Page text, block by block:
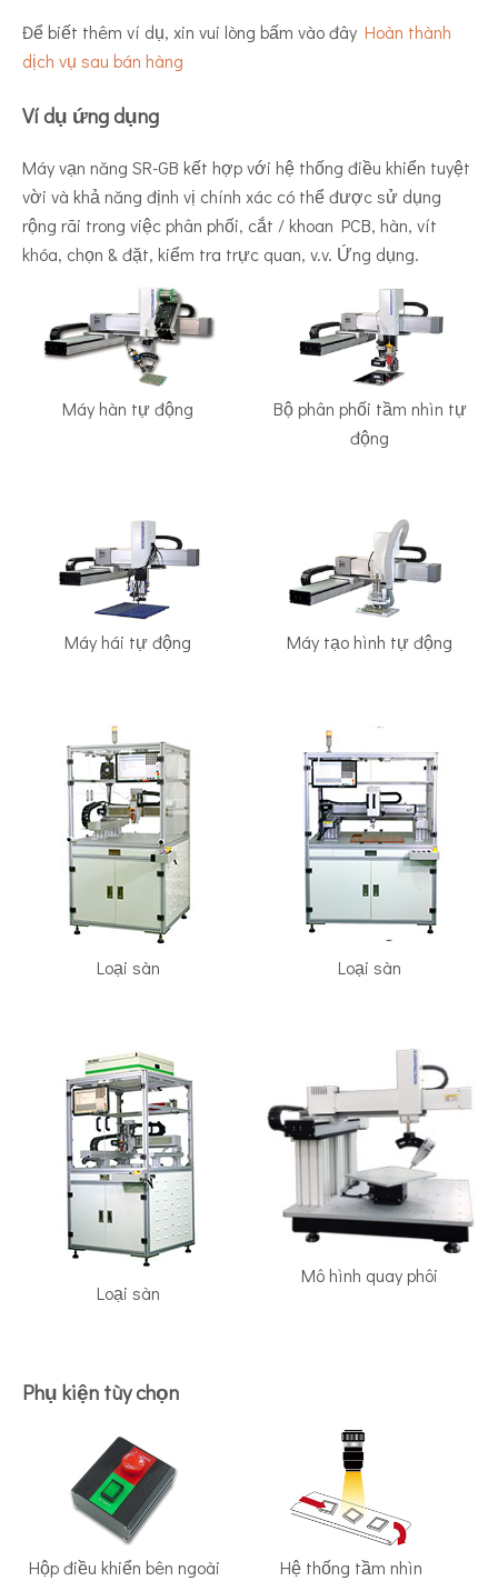
Ứng dụng hàn
Để biết thêm ví dụ, xin vui lòng bấm vào đây Hoàn thành
dịch vụ sau bán hàng
Ví dụ ứng dụng
Máy vạn năng SR-GB kết hợp với hệ thống điều khiển tuyệt
vời và khả năng định vị chính xác có thể được sử dụng
rộng rãi trong việc phân phối, cắt / khoan PCB, hàn, vít
khóa, chọn & đặt, kiểm tra trực quan, v.v. Ứng dụng.
Máy hàn tự động
Bộ phân phối tầm nhìn tự
động
Máy hái tự động Máy tạo hình tự động
Loại sàn Loại sàn
Loại sàn
Mô hình quay phôi
Phụ kiện tùy chọn
Hộp điều khiển bên ngoài Hệ thống tầm nhìn